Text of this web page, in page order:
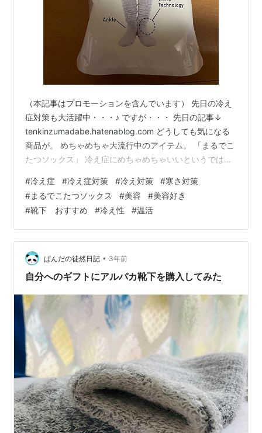
（本記事はプロモーションを含んでいます） 先日の冷え
症対策も大活躍中・・・♪ ですが・・・ 先日の記事↓
tenkinzumadabe.hatenablog.com どうしても気になる
商品が。 めちゃめちゃ大流行中のアイテム。 「まるでこ
たつソックス」 冷え症にめちゃめちゃいいというではな
しているので・・・そういう情報にはとにかくあやかり
たい・・・。 というわけで、購入してきました。 このへ
こみ？模様のところがポイントらしいです。 丈が長い！
最高！ もふもふだ・・・！！！ 足先も冷えがなさそう。
そしてガチレビュー。 これ、やっばいです！！！…
#冷え症 #冷え症対策 #冷え対策 #寒さ対策
#まるでこたつソックス #美容 #美容好き
#靴下 おすすめ #冷え性 #温活
ぱんだの徒然日記 • 3年前
自分へのギフトにアルパカ靴下を購入してみた